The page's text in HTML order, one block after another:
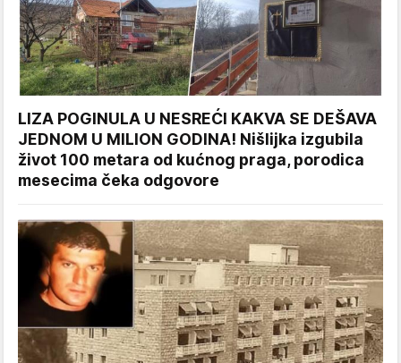
LIZA POGINULA U NESREĆI KAKVA SE DEŠAVA
JEDNOM U MILION GODINA! Nišlijka izgubila
život 100 metara od kućnog praga, porodica
mesecima čeka odgovore